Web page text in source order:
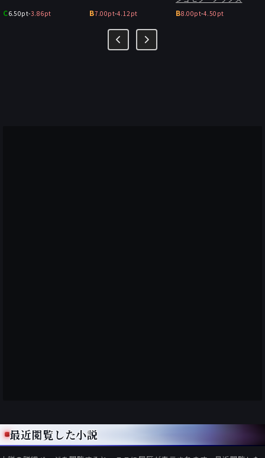
C6.50pt-3.86pt B7.00pt-4.12pt
B8.00pt-4.50pt
最近閲覧した小説